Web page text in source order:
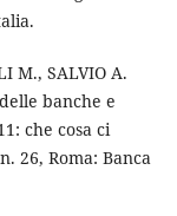
M., SALVIO A.
banche e
che cosa ci
26, Roma: Banca